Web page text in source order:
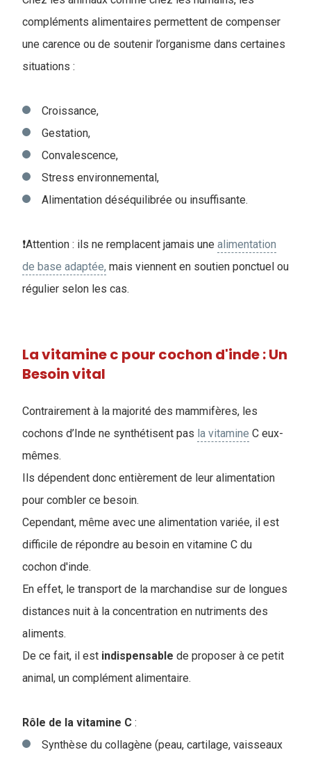
compléments alimentaires permettent de compenser
une carence ou de soutenir l’organisme dans certaines
situations :
Croissance,
Gestation,
Convalescence,
Stress environnemental,
Alimentation déséquilibrée ou insuffisante.
❗Attention : ils ne remplacent jamais une alimentation
de base adaptée, mais viennent en soutien ponctuel ou
régulier selon les cas.
La vitamine c pour cochon d'inde : Un
Besoin vital
Contrairement à la majorité des mammifères, les
cochons d’Inde ne synthétisent pas la vitamine C eux-
mêmes.
Ils dépendent donc entièrement de leur alimentation
pour combler ce besoin.
Cependant, même avec une alimentation variée, il est
difficile de répondre au besoin en vitamine C du
cochon d'inde.
En effet, le transport de la marchandise sur de longues
distances nuit à la concentration en nutriments des
aliments.
De ce fait, il est indispensable de proposer à ce petit
animal, un complément alimentaire.
Rôle de la vitamine C :
Synthèse du collagène (peau, cartilage, vaisseaux